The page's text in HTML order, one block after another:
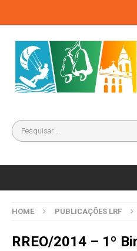
HOME PUBLICAÇÕES LRF
RREO/2014 – 1º